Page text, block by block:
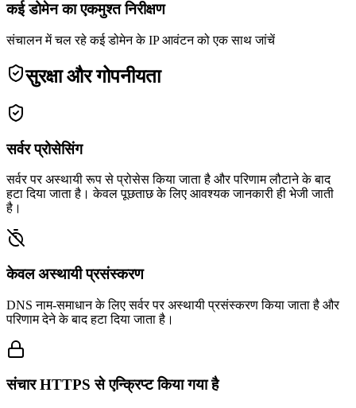
कई डोमेन का एकमुश्त निरीक्षण
संचालन में चल रहे कई डोमेन के IP आवंटन को एक साथ जांचें
सुरक्षा और गोपनीयता
सर्वर प्रोसेसिंग
सर्वर पर अस्थायी रूप से प्रोसेस किया जाता है और परिणाम लौटाने के बाद
हटा दिया जाता है। केवल पूछताछ के लिए आवश्यक जानकारी ही भेजी जाती
है।
केवल अस्थायी प्रसंस्करण
DNS नाम-समाधान के लिए सर्वर पर अस्थायी प्रसंस्करण किया जाता है और
परिणाम देने के बाद हटा दिया जाता है।
संचार HTTPS से एन्क्रिप्ट किया गया है